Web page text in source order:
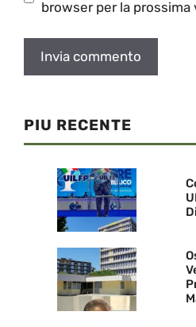
browser per la
PIU RECENTE